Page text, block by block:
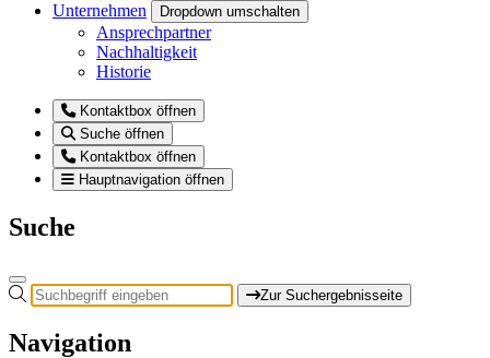
Unternehmen
Dropdown umschalten
Ansprechpartner
Nachhaltigkeit
Historie
Kontaktbox öffnen
Suche öffnen
Kontaktbox öffnen
Hauptnavigation öffnen
Suche
Zur Suchergebnisseite
Navigation